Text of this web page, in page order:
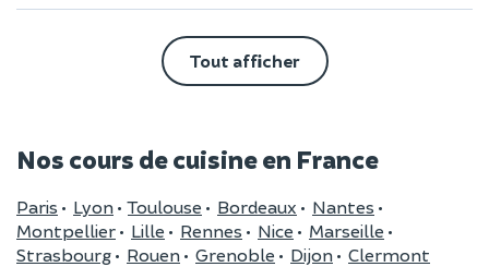
Tout afficher
Nos cours de cuisine en France
Paris • Lyon •Toulouse • Bordeaux • Nantes •
Montpellier • Lille • Rennes • Nice • Marseille •
Strasbourg • Rouen • Grenoble • Dijon • Clermont